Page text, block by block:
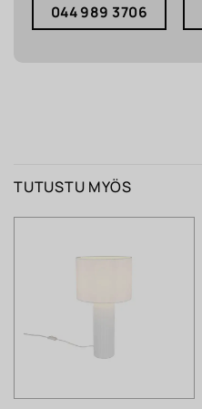
044 989 3706
TUTUSTU MYÖS